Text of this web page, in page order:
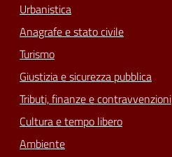
Urbanistica
Anagrafe e stato civile
Turismo
Giustizia e sicurezza pubblica
Tributi, finanze e contravvenzioni
Cultura e tempo libero
Ambiente